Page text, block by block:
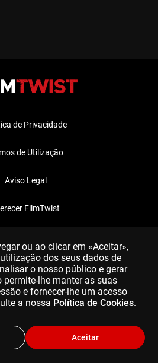
de Privacidade
de Utilização
Aviso Legal
FilmTwist
ou ao clicar em «Aceitar»,
dos seus dados de
o nosso público e gerar
lhe manter as suas
e fornecer-lhe um acesso
a nossa Política de Cookies.
Aceitar